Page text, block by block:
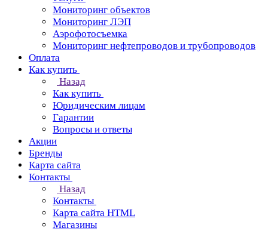
Мониторинг объектов
Мониторинг ЛЭП
Аэрофотосъемка
Мониторинг нефтепроводов и трубопроводов
Оплата
Как купить
Назад
Как купить
Юридическим лицам
Гарантии
Вопросы и ответы
Акции
Бренды
Карта сайта
Контакты
Назад
Контакты
Карта сайта HTML
Магазины